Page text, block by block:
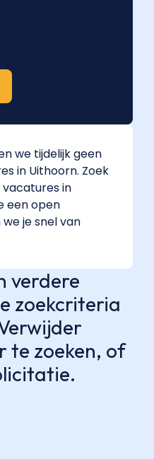
we tijdelijk geen
in Uithoorn. Zoek
in
een open
je snel van
verdere
zoekcriteria
te zoeken, of